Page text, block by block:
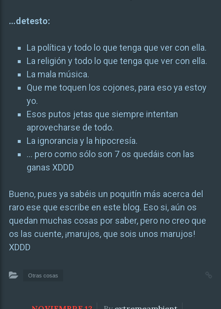
…detesto:
La política y todo lo que tenga que ver con ella.
La religión y todo lo que tenga que ver con ella.
La mala música.
Que me toquen los cojones, para eso ya estoy
yo.
Esos putos jetas que siempre intentan
aprovecharse de todo.
La ignorancia y la hipocresía.
… pero como sólo son 7 os quedáis con las
ganas XDDD
Bueno, pues ya sabéis un poquitín más acerca del
raro ese que escribe en este blog. Eso si, aún os
quedan muchas cosas por saber, pero no creo que
os las cuente, ¡marujos, que sois unos marujos!
XDDD
Otras cosas